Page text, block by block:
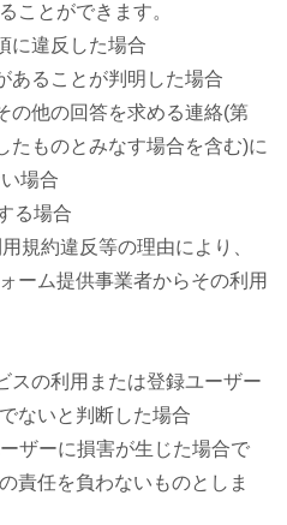
ことができます。
に違反した場合
あることが判明した場合
の他の回答を求める連絡(第
たものとみなす場合を含む)に
場合
る場合
規約違反等の理由により、
ーム提供事業者からその利用
スの利用または登録ユーザー
ないと判断した場合
ザーに損害が生じた場合で
責任を負わないものとしま